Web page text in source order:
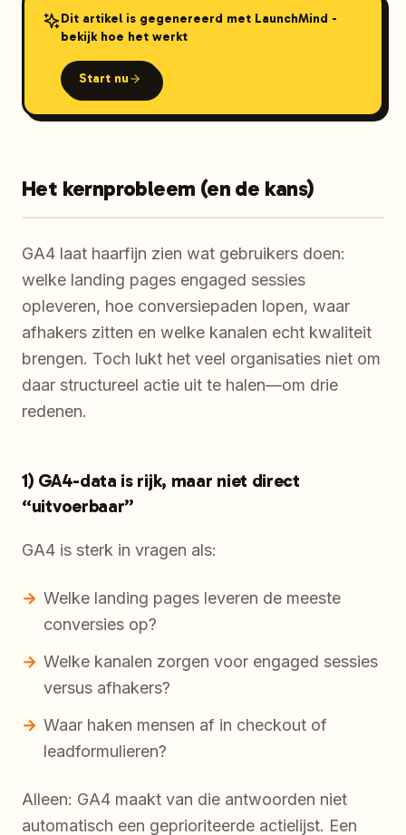
Dit artikel is gegenereerd met LaunchMind -
bekijk hoe het werkt
Start nu
Het kernprobleem (en de kans)
GA4 laat haarfijn zien wat gebruikers doen:
welke landing pages engaged sessies
opleveren, hoe conversiepaden lopen, waar
afhakers zitten en welke kanalen echt kwaliteit
brengen. Toch lukt het veel organisaties niet om
daar structureel actie uit te halen—om drie
redenen.
1) GA4-data is rijk, maar niet direct
“uitvoerbaar”
GA4 is sterk in vragen als:
Welke landing pages leveren de meeste
conversies op?
Welke kanalen zorgen voor engaged sessies
versus afhakers?
Waar haken mensen af in checkout of
leadformulieren?
Alleen: GA4 maakt van die antwoorden niet
automatisch een geprioriteerde actielijst. Een